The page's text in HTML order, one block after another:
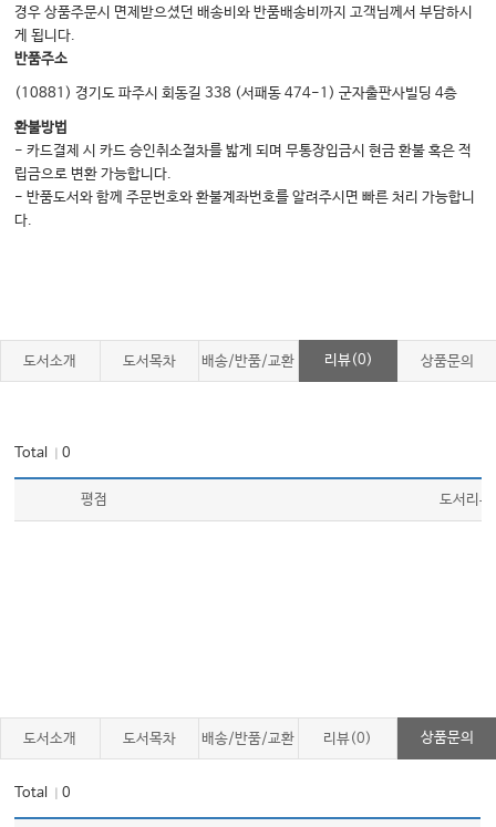
경우 상품주문시 면제받으셨던 배송비와 반품배송비까지 고객님께서 부담하시
게 됩니다.
반품주소
(10881) 경기도 파주시 회동길 338 (서패동 474-1) 군자출판사빌딩 4층
환불방법
- 카드결제 시 카드 승인취소절차를 밟게 되며 무통장입금시 현금 환불 혹은 적
립금으로 변환 가능합니다.
- 반품도서와 함께 주문번호와 환불계좌번호를 알려주시면 빠른 처리 가능합니
다.
도서소개 도서목차 배송/반품/교환 리뷰(0) 상품문의
Total ｜0
평점 도서리뷰
도서소개 도서목차 배송/반품/교환 리뷰(0) 상품문의
Total ｜0